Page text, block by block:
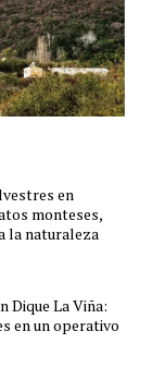
en
monteses,
la naturaleza
Dique La Viña:
en un operativo